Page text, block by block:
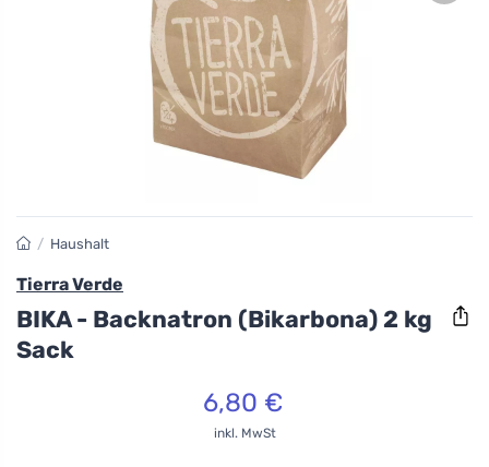
/ Haushalt
Tierra Verde
BIKA - Backnatron (Bikarbona) 2 kg
Sack
6,80 €
inkl. MwSt